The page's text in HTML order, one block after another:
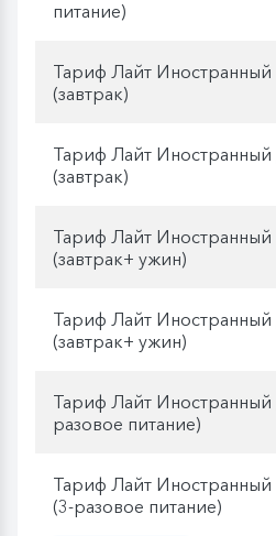
питание)
Тариф Лайт
(завтрак)
Тариф Лайт Иностранный
(завтрак)
Тариф Лайт
(завтрак+ ужин)
Тариф Лайт Иностранный
(завтрак+ ужин)
Тариф Лайт Иностранный
разовое питание)
Тариф Лайт
(3-разовое питание)